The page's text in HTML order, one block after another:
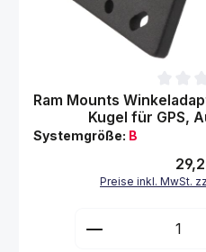
Durchschnittliche
Ram Mounts
Kugel für GPS,
Systemgröße: B
Preise inkl. MwSt.
Produkt